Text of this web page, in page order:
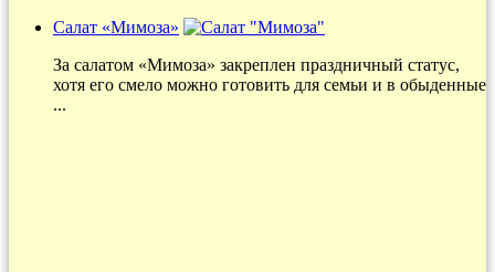
Салат «Мимоза»
За салатом «Мимоза» закреплен праздничный статус,
хотя его смело можно готовить для семьи и в обыденные
...